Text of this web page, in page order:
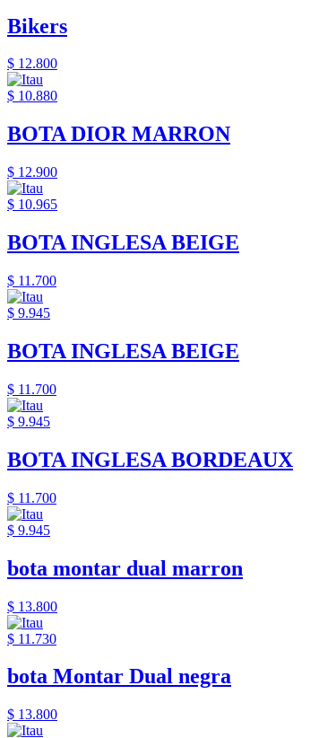
Bikers
$ 12.800
$ 10.880
BOTA DIOR MARRON
$ 12.900
$ 10.965
BOTA INGLESA BEIGE
$ 11.700
$ 9.945
BOTA INGLESA BEIGE
$ 11.700
$ 9.945
BOTA INGLESA BORDEAUX
$ 11.700
$ 9.945
bota montar dual marron
$ 13.800
$ 11.730
bota Montar Dual negra
$ 13.800